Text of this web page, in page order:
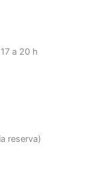
a 20 h
reserva)